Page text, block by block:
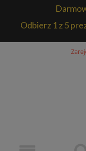
Odbierz 1 z 5